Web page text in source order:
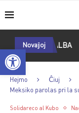
Open toolbar
Novaĵoj
de ALBA
Hejmo Ĉiuj
Meksiko parolas pri la
Solidareco al Kubo